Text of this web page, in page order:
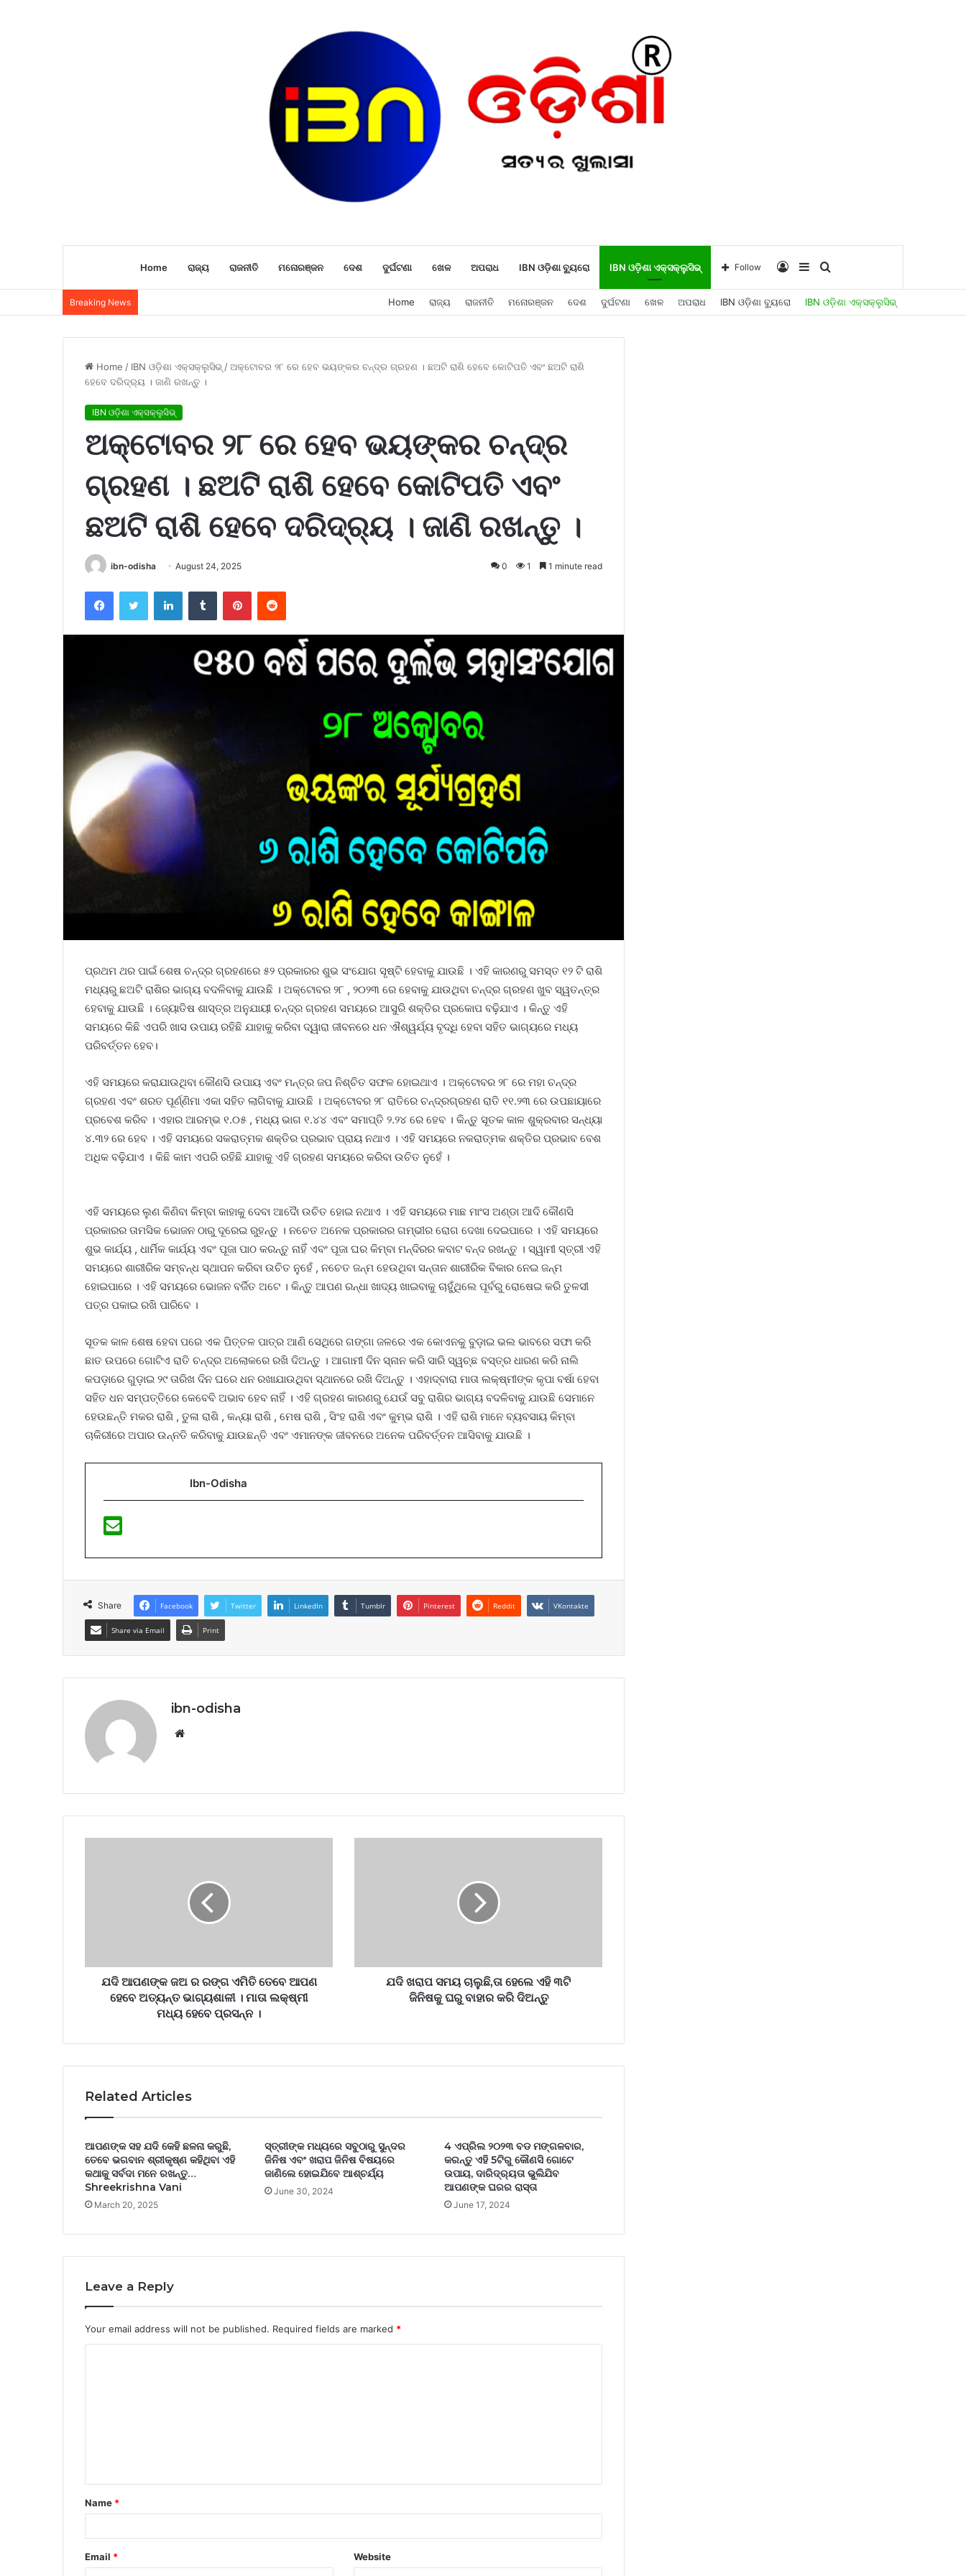
Home ରାଜ୍ୟ ରାଜନୀତି ମନୋରଞ୍ଜନ ଦେଶ ଦୁର୍ଘଟଣା ଖେଳ ଅପରାଧ IBN ଓଡ଼ିଶା ବ୍ୟୁରୋ IBN ଓଡ଼ିଶା ଏକ୍ସକ୍ଲୁସିଭ୍
for
Sidebar
Log
In
Follow
Breaking News Home ରାଜ୍ୟ ରାଜନୀତି ମନୋରଞ୍ଜନ ଦେଶ ଦୁର୍ଘଟଣା ଖେଳ ଅପରାଧ IBN ଓଡ଼ିଶା ବ୍ୟୁରୋ IBN ଓଡ଼ିଶା ଏକ୍ସକ୍ଲୁସିଭ୍
Home / IBN ଓଡ଼ିଶା ଏକ୍ସକ୍ଲୁସିଭ୍ /ଅକ୍ଟୋବର ୨୮ ରେ ହେବ ଭୟଙ୍କର ଚନ୍ଦ୍ର ଗ୍ରହଣ । ଛଅଟି ରାଶି ହେବେ କୋଟିପତି ଏବଂ ଛଅଟି ରାଶି
ହେବେ ଦରିଦ୍ର୍ୟ । ଜାଣି ରଖନ୍ତୁ ।
IBN ଓଡ଼ିଶା ଏକ୍ସକ୍ଲୁସିଭ୍
ଅକ୍ଟୋବର ୨୮ ରେ ହେବ ଭୟଙ୍କର ଚନ୍ଦ୍ର
ଗ୍ରହଣ । ଛଅଟି ରାଶି ହେବେ କୋଟିପତି ଏବଂ
ଛଅଟି ରାଶି ହେବେ ଦରିଦ୍ର୍ୟ । ଜାଣି ରଖନ୍ତୁ ।
ibn-odisha August 24, 2025 0 1 1 minute read
FacebookTwitter LinkedInTumblr PinterestReddit
ପ୍ରଥମ ଥର ପାଇଁ ଶେଷ ଚନ୍ଦ୍ର ଗ୍ରହଣରେ ୫୨ ପ୍ରକାରର ଶୁଭ ସଂଯୋଗ ସୃଷ୍ଟି ହେବାକୁ ଯାଉଛି । ଏହି କାରଣରୁ ସମସ୍ତ ୧୨ ଟି ରାଶି
ମଧ୍ୟରୁ ଛଅଟି ରାଶିର ଭାଗ୍ୟ ବଦଳିବାକୁ ଯାଉଛି । ଅକ୍ଟୋବର ୨୮ , ୨୦୨୩ ରେ ହେବାକୁ ଯାଉଥିବା ଚନ୍ଦ୍ର ଗ୍ରହଣ ଖୁବ ସ୍ୱତନ୍ତ୍ର
ହେବାକୁ ଯାଉଛି । ଜ୍ୟୋତିଷ ଶାସ୍ତ୍ର ଅନୁଯାୟୀ ଚନ୍ଦ୍ର ଗ୍ରହଣ ସମୟରେ ଆସୁରି ଶକ୍ତିର ପ୍ରକୋପ ବଢ଼ିଯାଏ । କିନ୍ତୁ ଏହି
ସମୟରେ କିଛି ଏପରି ଖାସ ଉପାୟ ରହିଛି ଯାହାକୁ କରିବା ଦ୍ୱାରା ଜୀବନରେ ଧନ ଐଶ୍ୱର୍ଯ୍ୟ ବୃଦ୍ଧି ହେବା ସହିତ ଭାଗ୍ୟରେ ମଧ୍ୟ
ପରିବର୍ତ୍ତନ ହେବ।
ଏହି ସମୟରେ କରାଯାଉଥିବା କୌଣସି ଉପାୟ ଏବଂ ମନ୍ତ୍ର ଜପ ନିଶ୍ଚିତ ସଫଳ ହୋଇଥାଏ । ଅକ୍ଟୋବର ୨୮ ରେ ମହା ଚନ୍ଦ୍ର
ଗ୍ରହଣ ଏବଂ ଶରତ ପୂର୍ଣ୍ଣିମା ଏକା ସହିତ ଲାଗିବାକୁ ଯାଉଛି । ଅକ୍ଟୋବର ୨୮ ରାତିରେ ଚନ୍ଦ୍ରଗ୍ରହଣ ରାତି ୧୧.୨୩ ରେ ଉପଛାୟାରେ
ପ୍ରବେଶ କରିବ । ଏହାର ଆରମ୍ଭ ୧.୦୫ , ମଧ୍ୟ ଭାଗ ୧.୪୪ ଏବଂ ସମାପ୍ତି ୨.୨୪ ରେ ହେବ । କିନ୍ତୁ ସୂତକ କାଳ ଶୁକ୍ରବାର ସନ୍ଧ୍ୟା
୪.୩୨ ରେ ହେବ । ଏହି ସମୟରେ ସକରାତ୍ମକ ଶକ୍ତିର ପ୍ରଭାବ ପ୍ରାୟ ନଥାଏ । ଏହି ସମୟରେ ନକରାତ୍ମକ ଶକ୍ତିର ପ୍ରଭାବ ବେଶ
ଅଧିକ ବଢ଼ିଯାଏ । କିଛି କାମ ଏପରି ରହିଛି ଯାହାକୁ ଏହି ଗ୍ରହଣ ସମୟରେ କରିବା ଉଚିତ ନୁହେଁ ।
ଏହି ସମୟରେ ଲୁଣ କିଣିବା କିମ୍ବା କାହାକୁ ଦେବା ଆଦୋୖ ଉଚିତ ହୋଇ ନଥାଏ । ଏହି ସମୟରେ ମାଛ ମାଂସ ଅଣ୍ଡା ଆଦି କୌଣସି
ପ୍ରକାରର ତାମସିକ ଭୋଜନ ଠାରୁ ଦୂରେଇ ରୁହନ୍ତୁ । ନଚେତ ଅନେକ ପ୍ରକାରର ଗମ୍ଭୀର ରୋଗ ଦେଖା ଦେଇପାରେ । ଏହି ସମୟରେ
ଶୁଭ କାର୍ଯ୍ୟ , ଧାର୍ମିକ କାର୍ଯ୍ୟ ଏବଂ ପୂଜା ପାଠ କରନ୍ତୁ ନାହିଁ ଏବଂ ପୂଜା ଘର କିମ୍ବା ମନ୍ଦିରର କବାଟ ବନ୍ଦ ରଖନ୍ତୁ । ସ୍ୱାମୀ ସ୍ତ୍ରୀ ଏହି
ସମୟରେ ଶାରୀରିକ ସମ୍ବନ୍ଧ ସ୍ଥାପନ କରିବା ଉଚିତ ନୁହେଁ , ନଚେତ ଜନ୍ମ ହେଉଥିବା ସନ୍ତାନ ଶାରୀରିକ ବିକାର ନେଇ ଜନ୍ମ
ହୋଇପାରେ । ଏହି ସମୟରେ ଭୋଜନ ବର୍ଜିତ ଅଟେ । କିନ୍ତୁ ଆପଣ ରନ୍ଧା ଖାଦ୍ୟ ଖାଇବାକୁ ଚାହୁଁଥିଲେ ପୂର୍ବରୁ ରୋଷେଇ କରି ତୁଳସୀ
ପତ୍ର ପକାଇ ରଖି ପାରିବେ ।
ସୂତକ କାଳ ଶେଷ ହେବା ପରେ ଏକ ପିତ୍ତଳ ପାତ୍ର ଆଣି ସେଥିରେ ଗଙ୍ଗା ଜଳରେ ଏକ କୋଏନକୁ ବୁଡ଼ାଇ ଭଲ ଭାବରେ ସଫା କରି
ଛାତ ଉପରେ ଗୋଟିଏ ରାତି ଚନ୍ଦ୍ର ଅଲୋକରେ ରଖି ଦିଅନ୍ତୁ । ଆଗାମୀ ଦିନ ସ୍ନାନ କରି ସାରି ସ୍ୱଚ୍ଛ ବସ୍ତ୍ର ଧାରଣ କରି ନାଲି
କପଡ଼ାରେ ଗୁଡ଼ାଇ ୨୯ ତାରିଖ ଦିନ ଘରେ ଧନ ରଖାଯାଉଥିବା ସ୍ଥାନରେ ରଖି ଦିଅନ୍ତୁ । ଏହାଦ୍ବାରା ମାତା ଲକ୍ଷ୍ମୀଙ୍କ କୃପା ବର୍ଷା ହେବା
ସହିତ ଧନ ସମ୍ପତ୍ତିରେ କେବେବି ଅଭାବ ହେବ ନାହିଁ । ଏହି ଗ୍ରହଣ କାରଣରୁ ଯେଉଁ ସବୁ ରାଶିର ଭାଗ୍ୟ ବଦଳିବାକୁ ଯାଉଛି ସେମାନେ
ହେଉଛନ୍ତି ମକର ରାଶି , ତୁଳା ରାଶି , କନ୍ୟା ରାଶି , ମେଷ ରାଶି , ସିଂହ ରାଶି ଏବଂ କୁମ୍ଭ ରାଶି । ଏହି ରାଶି ମାନେ ବ୍ୟବସାୟ କିମ୍ବା
ଚାକିରୀରେ ଅପାର ଉନ୍ନତି କରିବାକୁ ଯାଉଛନ୍ତି ଏବଂ ଏମାନଙ୍କ ଜୀବନରେ ଅନେକ ପରିବର୍ତ୍ତନ ଆସିବାକୁ ଯାଉଛି ।
Ibn-Odisha
Share Facebook Twitter LinkedIn Tumblr Pinterest Reddit VKontakte
Share via Email Print
ibn-odisha
Website
ଯଦି ଆପଣଙ୍କ ଜଅ ର ରଙ୍ଗ ଏମିତି ତେବେ ଆପଣ
ହେବେ ଅତ୍ୟନ୍ତ ଭାଗ୍ୟଶାଳୀ । ମାତା ଲକ୍ଷ୍ମୀ
ମଧ୍ୟ ହେବେ ପ୍ରସନ୍ନ ।
ଯଦି ଖରାପ ସମୟ ଚାଲୁଛି,ତା ହେଲେ ଏହି ୩ଟି
ଜିନିଷକୁ ଘରୁ ବାହାର କରି ଦିଅନ୍ତୁ
Related Articles
ଆପଣଙ୍କ ସହ ଯଦି କେହି ଛଳନା କରୁଛି,
ତେବେ ଭଗବାନ ଶ୍ରୀକୃଷ୍ଣ କହିଥିବା ଏହି
କଥାକୁ ସର୍ବଦା ମନେ ରଖନ୍ତୁ…
Shreekrishna Vani
March 20, 2025
ସ୍ତ୍ରୀଙ୍କ ମଧ୍ୟରେ ସବୁଠାରୁ ସୁନ୍ଦର
ଜିନିଷ ଏବଂ ଖରାପ ଜିନିଷ ବିଷୟରେ
ଜାଣିଲେ ହୋଇଯିବେ ଆଶ୍ଚର୍ଯ୍ୟ
June 30, 2024
4 ଏପ୍ରିଲ ୨୦୨୩ ବଡ ମଙ୍ଗଳବାର,
କରନ୍ତୁ ଏହି 5ଟିରୁ କୌଣସି ଗୋଟେ
ଉପାୟ, ଦାରିଦ୍ର୍ୟତା ଭୁଲିଯିବ
ଆପଣଙ୍କ ଘରର ରାସ୍ତା
June 17, 2024
Leave a Reply
Your email address will not be published. Required fields are marked *
t
*
Name *
Email * Website